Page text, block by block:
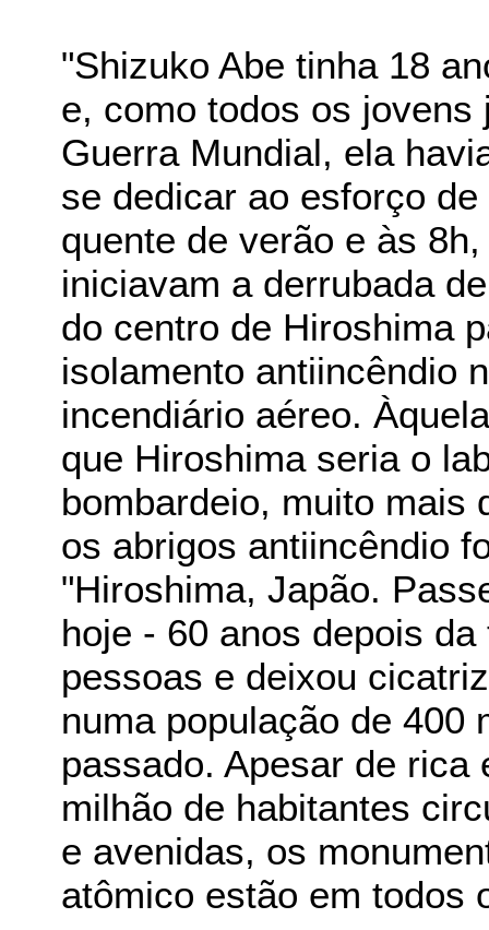
"Shizuko Abe tinha 18
e, como todos os jovens
Guerra Mundial, ela
se dedicar ao esforço
quente de verão e às
iniciavam a derrubada
do centro de Hiroshima
isolamento antiincêndio
incendiário aéreo.
que Hiroshima seria o
bombardeio, muito mais
os abrigos antiincêndio
"Hiroshima, Japão.
hoje - 60 anos depois
pessoas e deixou
numa população de 400
passado. Apesar de
milhão de habitantes
e avenidas, os
atômico estão em todos